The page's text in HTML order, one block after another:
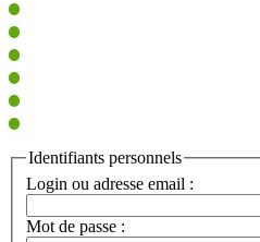
Identifiants personnels
Login ou adresse email :
Mot de passe :